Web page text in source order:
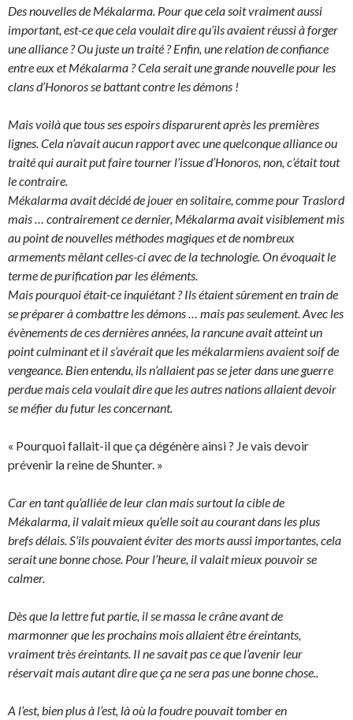
Des nouvelles de Mékalarma. Pour que cela soit vraiment aussi
important, est-ce que cela voulait dire qu’ils avaient réussi à forger
une alliance ? Ou juste un traité ? Enfin, une relation de confiance
entre eux et Mékalarma ? Cela serait une grande nouvelle pour les
clans d’Honoros se battant contre les démons !
Mais voilà que tous ses espoirs disparurent après les premières
lignes. Cela n’avait aucun rapport avec une quelconque alliance ou
traité qui aurait put faire tourner l’issue d’Honoros, non, c’était tout
le contraire.
Mékalarma avait décidé de jouer en solitaire, comme pour Traslord
mais … contrairement ce dernier, Mékalarma avait visiblement mis
au point de nouvelles méthodes magiques et de nombreux
armements mêlant celles-ci avec de la technologie. On évoquait le
terme de purification par les éléments.
Mais pourquoi était-ce inquiétant ? Ils étaient sûrement en train de
se préparer à combattre les démons … mais pas seulement. Avec les
évènements de ces dernières années, la rancune avait atteint un
point culminant et il s’avérait que les mékalarmiens avaient soif de
vengeance. Bien entendu, ils n’allaient pas se jeter dans une guerre
perdue mais cela voulait dire que les autres nations allaient devoir
se méfier du futur les concernant.
« Pourquoi fallait-il que ça dégénère ainsi ? Je vais devoir
prévenir la reine de Shunter. »
Car en tant qu’alliée de leur clan mais surtout la cible de
Mékalarma, il valait mieux qu’elle soit au courant dans les plus
brefs délais. S’ils pouvaient éviter des morts aussi importantes, cela
serait une bonne chose. Pour l’heure, il valait mieux pouvoir se
calmer.
Dès que la lettre fut partie, il se massa le crâne avant de
marmonner que les prochains mois allaient être éreintants,
vraiment très éreintants. Il ne savait pas ce que l’avenir leur
réservait mais autant dire que ça ne sera pas une bonne chose..
A l’est, bien plus à l’est, là où la foudre pouvait tomber en